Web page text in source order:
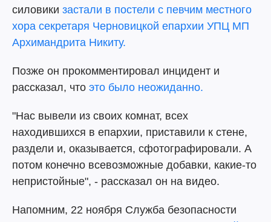
силовики застали в постели с певчим местного
хора секретаря Черновицкой епархии УПЦ МП
Архимандрита Никиту.
Позже он прокомментировал инцидент и
рассказал, что это было неожиданно.
"Нас вывели из своих комнат, всех
находившихся в епархии, приставили к стене,
раздели и, оказывается, сфотографировали. А
потом конечно всевозможные добавки, какие-то
непристойные", - рассказал он на видео.
Напомним, 22 ноября Служба безопасности